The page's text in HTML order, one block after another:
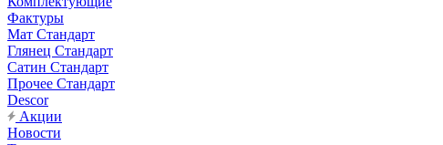
Фактуры
Мат Стандарт
Глянец Стандарт
Сатин Стандарт
Прочее Стандарт
Descor
Акции
Новости